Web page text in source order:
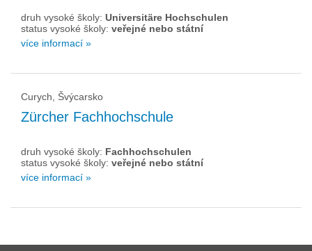
druh vysoké školy: Universitäre Hochschulen
status vysoké školy: veřejné nebo státní
více informací »
Curych, Švýcarsko
Zürcher Fachhochschule
druh vysoké školy: Fachhochschulen
status vysoké školy: veřejné nebo státní
více informací »